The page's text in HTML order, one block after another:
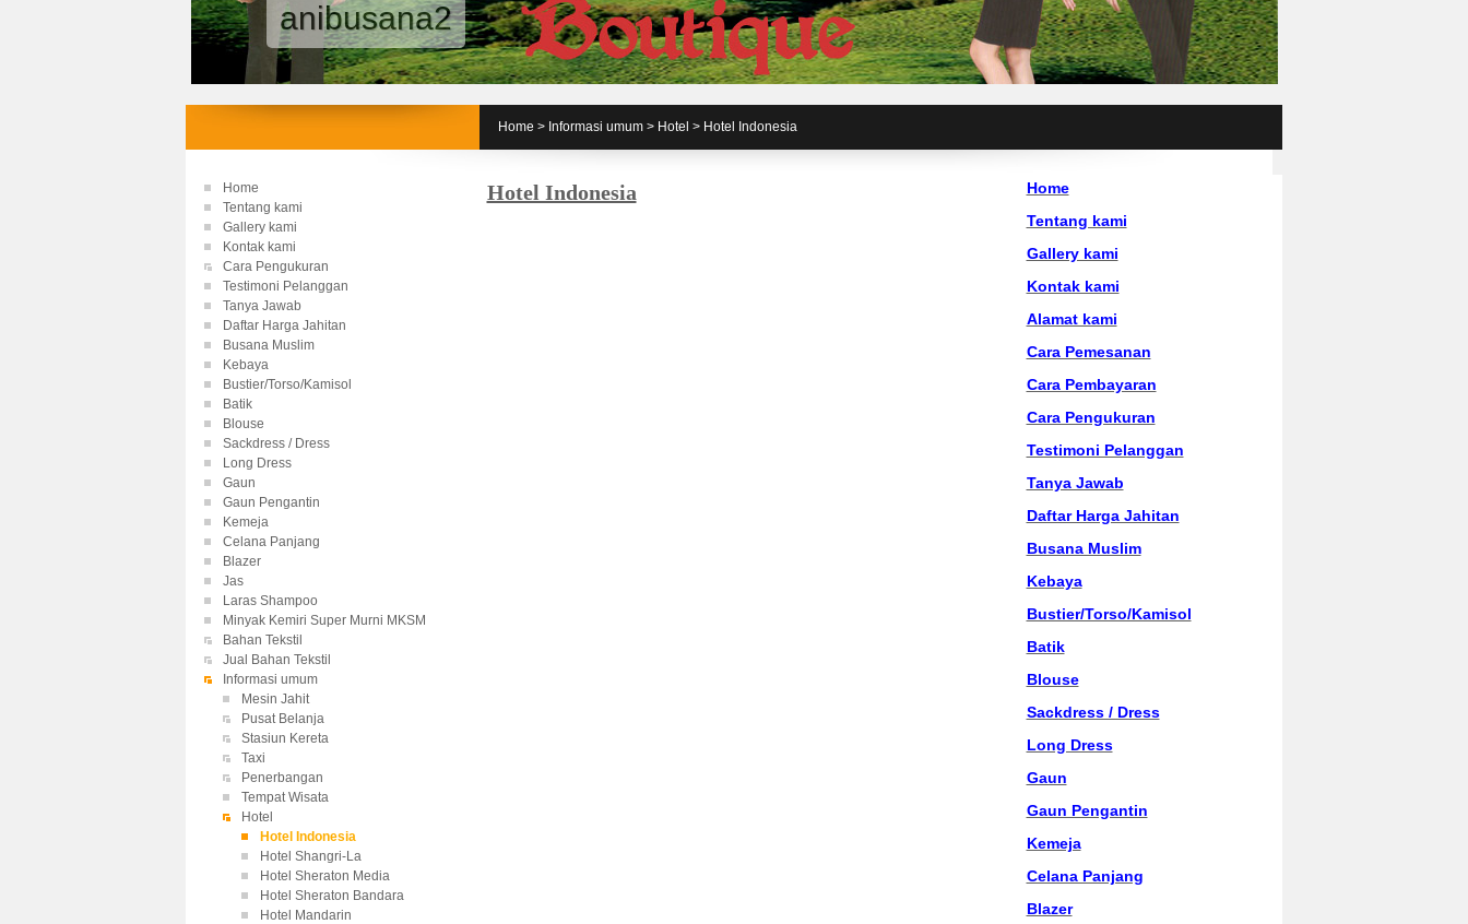
Home > Informasi umum> Hotel > Hotel Indonesia
Home
Tentang kami
Gallery kami
Kontak kami
Cara Pengukuran
Testimoni Pelanggan
Tanya Jawab
Daftar Harga Jahitan
Busana Muslim
Kebaya
Bustier/Torso/Kamisol
Batik
Blouse
Sackdress / Dress
Long Dress
Gaun
Gaun Pengantin
Kemeja
Celana Panjang
Blazer
Jas
Laras Shampoo
Minyak Kemiri Super Murni MKSM
Bahan Tekstil
Jual Bahan Tekstil
Informasi umum
Mesin Jahit
Pusat Belanja
Stasiun Kereta
Taxi
Penerbangan
Tempat Wisata
Hotel
Hotel Indonesia
Hotel Shangri-La
Hotel Sheraton Media
Hotel Sheraton Bandara
Hotel Mandarin
Hotel Indonesia
Home
Tentang kami
Gallery kami
Kontak kami
Alamat kami
Cara Pemesanan
Cara Pembayaran
Cara Pengukuran
Testimoni Pelanggan
Tanya Jawab
Daftar Harga Jahitan
Busana Muslim
Kebaya
Bustier/Torso/Kamisol
Batik
Blouse
Sackdress / Dress
Long Dress
Gaun
Gaun Pengantin
Kemeja
Celana Panjang
Blazer